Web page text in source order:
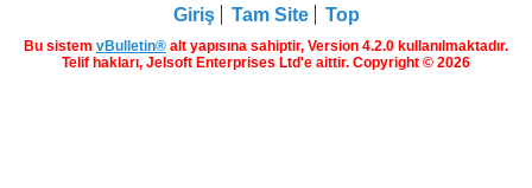
Giriş Tam Site Top
Bu sistem vBulletin® alt yapısına sahiptir, Version 4.2.0 kullanılmaktadır.
Telif hakları, Jelsoft Enterprises Ltd'e aittir. Copyright © 2026